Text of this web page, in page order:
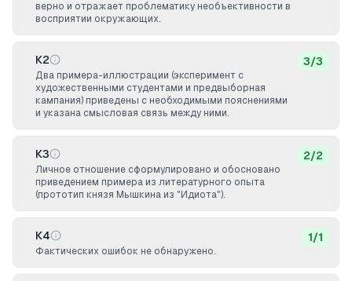
верно и отражает проблематику необъективности в
восприятии окружающих.
К2
Два примера-иллюстрации (эксперимент с
художественными студентами и предвыборная
кампания) приведены с необходимыми пояснениями
и указана смысловая связь между ними.
3/3
К3
Личное отношение сформулировано и обосновано
приведением примера из литературного опыта
(прототип князя Мышкина из "Идиота").
2/2
К4
Фактических ошибок не обнаружено.
1/1